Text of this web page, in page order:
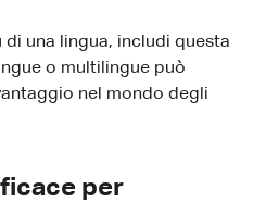
di una lingua, includi questa
o multilingue può
nel mondo degli
per